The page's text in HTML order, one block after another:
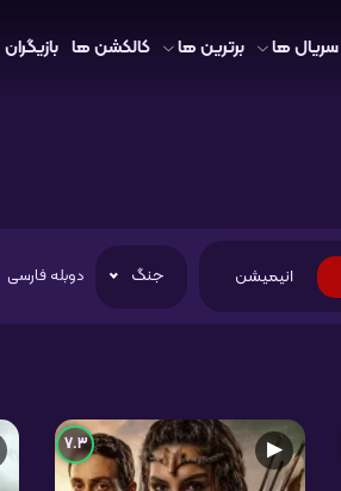
سریال ها برترین ها کالکشن ها بازیگران
انیمیشن جنگ دوبله فارسی
▶
7.3